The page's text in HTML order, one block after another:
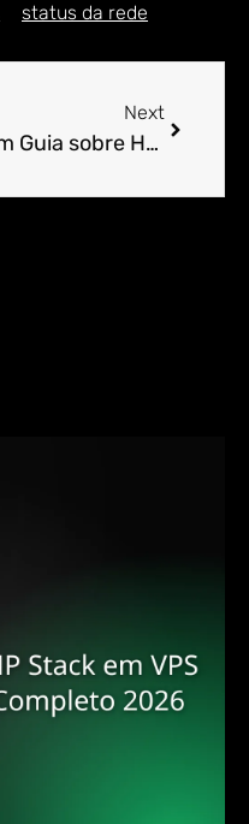
status da rede
Next
Um Guia sobre Hooks e Filters no WordPress